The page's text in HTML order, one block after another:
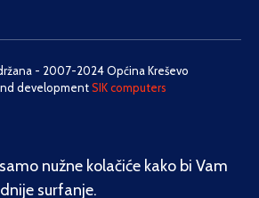
- 2007-2024 Općina Kreševo
developmentSIK computers
nužne kolačiće kako bi Vam
surfanje.